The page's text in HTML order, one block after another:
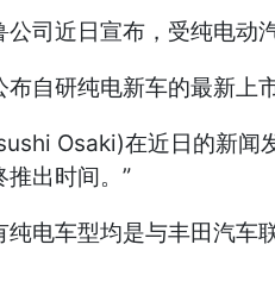
公司近日宣布，受纯电动
自研纯电新车的最新上
Osaki)在近日的新闻
出时间。”
纯电车型均是与丰田汽